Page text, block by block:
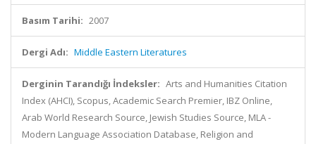
Basım Tarihi: 2007
Dergi Adı: Middle Eastern Literatures
Derginin Tarandığı İndeksler: Arts and Humanities Citation
Index (AHCI), Scopus, Academic Search Premier, IBZ Online,
Arab World Research Source, Jewish Studies Source, MLA -
Modern Language Association Database, Religion and